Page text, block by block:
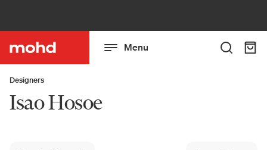
Menu
Designers
Isao Hosoe